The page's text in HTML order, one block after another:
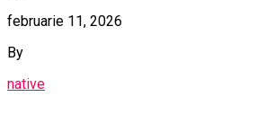
februarie 11, 2026
By
native